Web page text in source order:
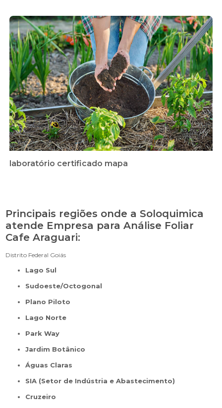
laboratório certificado mapa
Principais regiões onde a Soloquimica
atende Empresa para Análise Foliar
Cafe Araguari:
Distrito Federal Goiás
Lago Sul
Sudoeste/Octogonal
Plano Piloto
Lago Norte
Park Way
Jardim Botânico
Águas Claras
SIA (Setor de Indústria e Abastecimento)
Cruzeiro